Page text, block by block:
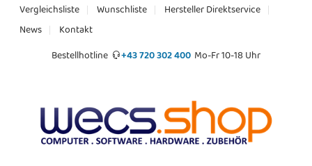
Vergleichsliste Wunschliste
Hersteller Direktservice
News
Kontakt
Bestellhotline
+43 720 302 400 Mo-Fr 10-18 Uhr